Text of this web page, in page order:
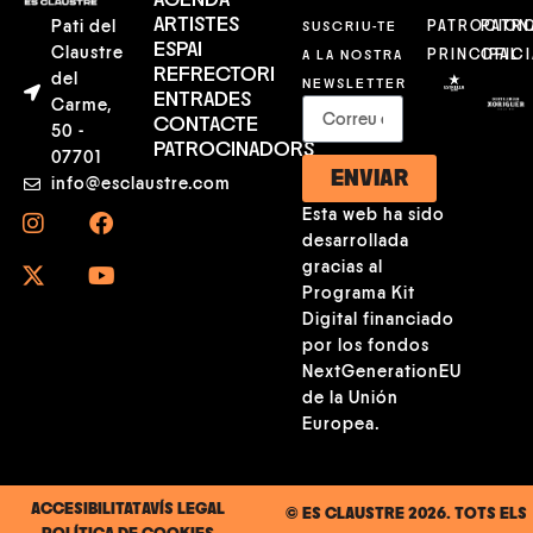
Pati del
Claustre
del
Carme,
50 -
07701
info@esclaustre.com
ARTISTES
ESPAI
REFRECTORI
ENTRADES
CONTACTE
PATROCINADORS
SUSCRIU-TE
A LA NOSTRA
NEWSLETTER
ENVIAR
Esta web ha sido
desarrollada
gracias al
Programa Kit
Digital financiado
por los fondos
NextGenerationEU
de la Unión
Europea.
PRINCIPAL
© ES CLAUSTRE 2026. TOTS ELS
ACCESIBILITATAVÍS LEGAL